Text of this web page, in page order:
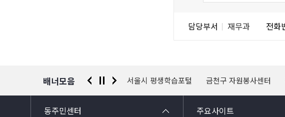
담당부서 재무과 전화
배너모음
경찰청 유실물 통합포털 서울시 평생학습포털 금천구 자원봉사센터
동주민센터 주요사이트